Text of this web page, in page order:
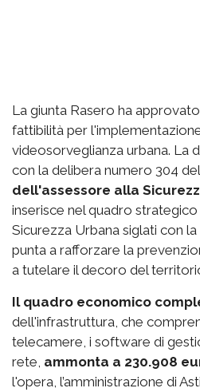
La giunta Rasero ha
fattibilità per
videosorveglianza urbana. La
con la delibera numero 304
dell'assessore alla
inserisce nel quadro
Sicurezza Urbana siglati con
punta a rafforzare la
a tutelare il decoro del
Il quadro economico
dell'infrastruttura, che
telecamere, i software di
rete, ammonta a 230.908
l'opera, l’amministrazione di